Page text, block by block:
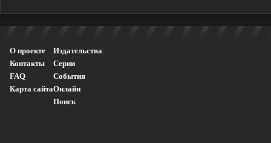
О проекте
Контакты
FAQ
Карта сайта
Издательства
Серии
События
Онлайн
Поиск